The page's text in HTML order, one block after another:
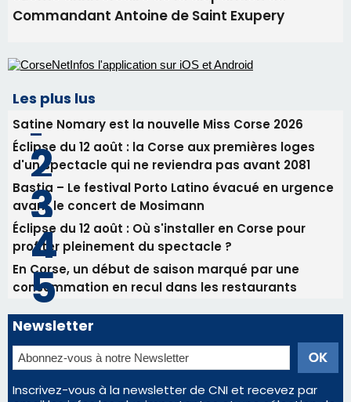
05/08/2026 09:53
procession le 14 août
31/07/2026 08:24
Tennis - Début ce week-end du tournoi du
RCPV
31/07/2026 08:22
82ème anniversaire de la disparition du
Commandant Antoine de Saint Exupery
Les plus lus
Satine Nomary est la nouvelle Miss Corse 2026
Éclipse du 12 août : la Corse aux premières loges
d'un spectacle qui ne reviendra pas avant 2081
Bastia – Le festival Porto Latino évacué en urgence
avant le concert de Mosimann